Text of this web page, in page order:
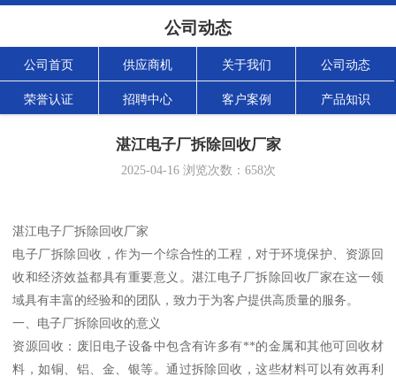
公司动态
公司首页 供应商机 关于我们 公司动态
荣誉认证 招聘中心 客户案例 产品知识
湛江电子厂拆除回收厂家
2025-04-16浏览次数： 658次
湛江电子厂拆除回收厂家
电子厂拆除回收，作为一个综合性的工程，对于环境保护、资源回
收和经济效益都具有重要意义。湛江电子厂拆除回收厂家在这一领
域具有丰富的经验和的团队，致力于为客户提供高质量的服务。
一、电子厂拆除回收的意义
资源回收：废旧电子设备中包含有许多有**的金属和其他可回收材
料，如铜、铝、金、银等。通过拆除回收，这些材料可以有效再利